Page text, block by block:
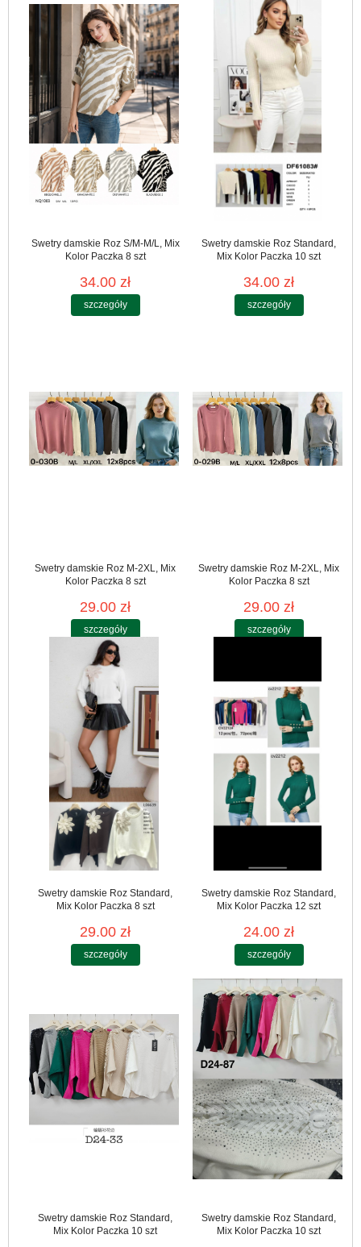
Swetry damskie Roz S/M-M/L, Mix
Kolor Paczka 8 szt
34.00 zł
szczegóły
Swetry damskie Roz Standard,
Mix Kolor Paczka 10 szt
34.00 zł
szczegóły
Swetry damskie Roz M-2XL, Mix
Kolor Paczka 8 szt
29.00 zł
szczegóły
Swetry damskie Roz M-2XL, Mix
Kolor Paczka 8 szt
29.00 zł
szczegóły
Swetry damskie Roz Standard,
Mix Kolor Paczka 8 szt
29.00 zł
szczegóły
Swetry damskie Roz Standard,
Mix Kolor Paczka 12 szt
24.00 zł
szczegóły
Swetry damskie Roz Standard,
Mix Kolor Paczka 10 szt
Swetry damskie Roz Standard,
Mix Kolor Paczka 10 szt